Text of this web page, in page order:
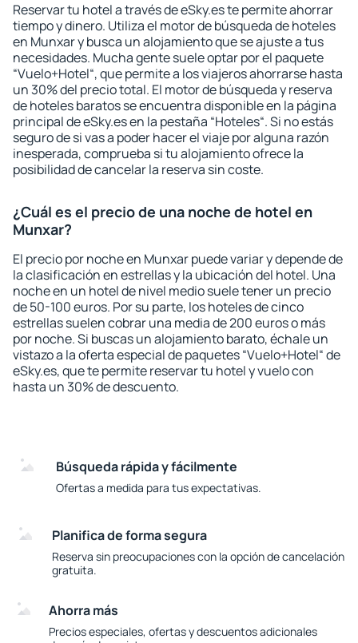
Reservar tu hotel a través de eSky.es te permite ahorrar
tiempo y dinero. Utiliza el motor de búsqueda de hoteles
en Munxar y busca un alojamiento que se ajuste a tus
necesidades. Mucha gente suele optar por el paquete
“Vuelo+Hotel“, que permite a los viajeros ahorrarse hasta
un 30% del precio total. El motor de búsqueda y reserva
de hoteles baratos se encuentra disponible en la página
principal de eSky.es en la pestaña “Hoteles“. Si no estás
seguro de si vas a poder hacer el viaje por alguna razón
inesperada, comprueba si tu alojamiento ofrece la
posibilidad de cancelar la reserva sin coste.
¿Cuál es el precio de una noche de hotel en
Munxar?
El precio por noche en Munxar puede variar y depende de
la clasificación en estrellas y la ubicación del hotel. Una
noche en un hotel de nivel medio suele tener un precio
de 50-100 euros. Por su parte, los hoteles de cinco
estrellas suelen cobrar una media de 200 euros o más
por noche. Si buscas un alojamiento barato, échale un
vistazo a la oferta especial de paquetes “Vuelo+Hotel“ de
eSky.es, que te permite reservar tu hotel y vuelo con
hasta un 30% de descuento.
Búsqueda rápida y fácilmente
Ofertas a medida para tus expectativas.
Planifica de forma segura
Reserva sin preocupaciones con la opción de cancelación
gratuita.
Ahorra más
Precios especiales, ofertas y descuentos adicionales